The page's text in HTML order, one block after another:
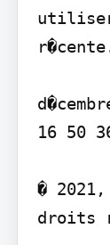
16 50
� 2021,
droits